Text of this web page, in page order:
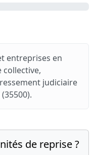
entreprises en
judiciaire
de reprise ?